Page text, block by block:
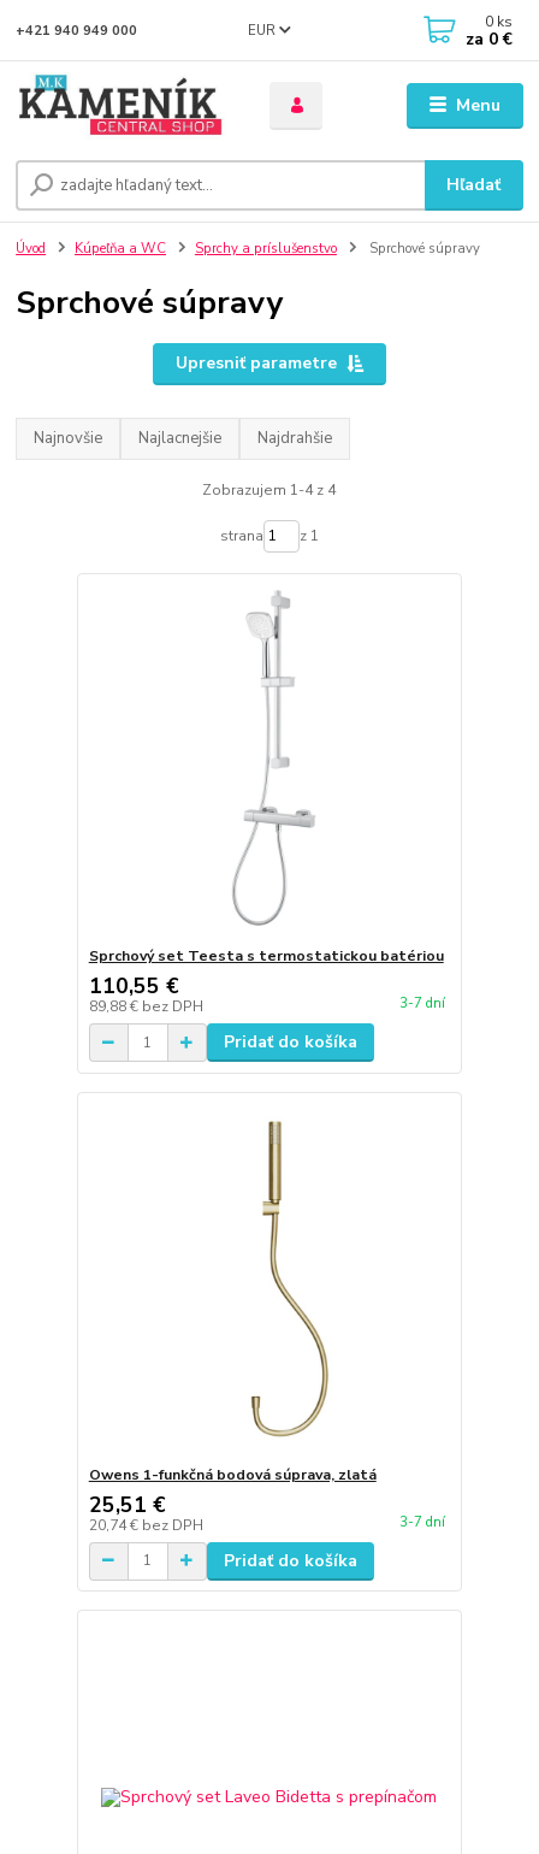
Menu
EUR
Hľadať
+421 940 949 000 0 ks
za 0 €
Úvod Kúpeľňa a WC Sprchy a príslušenstvo Sprchové súpravy
Sprchové súpravy
Upresniť parametre
Najnovšie Najlacnejšie Najdrahšie
Zobrazujem 1-4 z 4
strana z 1
Sprchový set Teesta s termostatickou batériou
110,55 €
89,88 € bez DPH 3-7 dní
Pridať do košíka
Owens 1-funkčná bodová súprava, zlatá
25,51 €
20,74 € bez DPH 3-7 dní
Pridať do košíka